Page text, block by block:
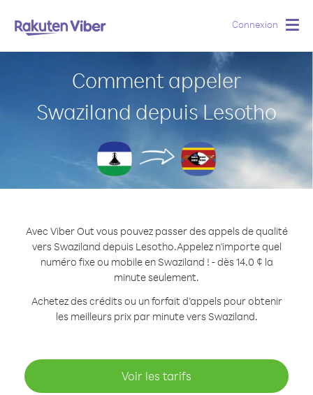
Connexion
Comment appeler
Swaziland depuis Lesotho
Avec Viber Out vous pouvez passer des appels de qualité
vers Swaziland depuis Lesotho.Appelez n'importe quel
numéro fixe ou mobile en Swaziland ! - dès 14.0 ¢ la
minute seulement.
Achetez des crédits ou un forfait d’appels pour obtenir
les meilleurs prix par minute vers Swaziland.
Voir les tarifs